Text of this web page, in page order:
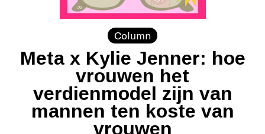
Column
Meta x Kylie Jenner: hoe
vrouwen het
verdienmodel zijn van
mannen ten koste van
vrouwen